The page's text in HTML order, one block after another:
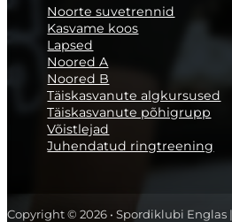
Noorte suvetrennid
Kasvame koos
Lapsed
Noored A
Noored B
Täiskasvanute algkursused
Täiskasvanute põhigrupp
Võistlejad
Juhendatud ringtreening
Copyright © 2026 • Spordiklubi